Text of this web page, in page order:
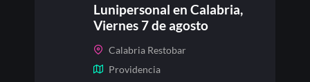
Lunipersonal en Calabria,
Viernes 7 de agosto
Calabria Restobar
Providencia